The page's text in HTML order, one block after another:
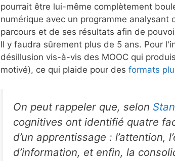
pourrait être lui-même complètement
numérique avec un programme analysant
parcours et de ses résultats afin de
Il y faudra sûrement plus de 5 ans. Pour
désillusion vis-à-vis des MOOC qui
motivé), ce qui plaide pour des formats
On peut rappeler que, selon
cognitives ont identifié quatre
d’un apprentissage : l’attention,
d’information, et enfin, la